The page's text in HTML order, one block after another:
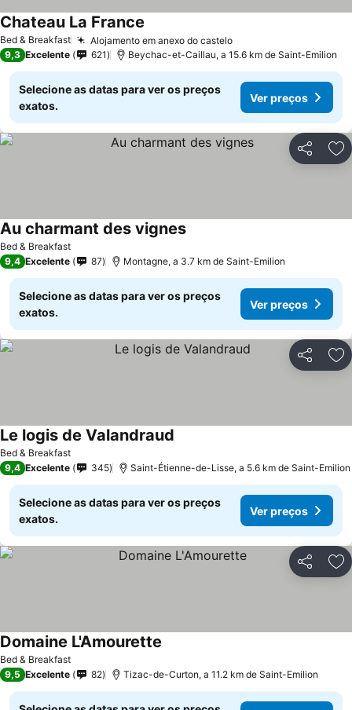
Bed & Breakfast Alojamento em anexo do casteloVer preços
Chateau La France
9,3 Excelente 621 Beychac-et-Caillau, a 15.6 km de Saint-Emilion
Selecione as datas para ver os preços
exatos.
Ver preços
Partilhar
Bed & Breakfast
Au charmant des vignesVer preços
9,4 Excelente 87 Montagne, a 3.7 km de Saint-Emilion
Selecione as datas para ver os preços
exatos.
Ver preços
Partilhar
Bed & Breakfast
Le logis de Valandraud
9,4 Excelente 345 Saint-Étienne-de-Lisse, a 5.6 km de Saint-Emilion
Selecione as datas para ver os preços
exatos.
Ver preços
Partilhar
Bed & Breakfast
Domaine L'Amourette
9,5 Excelente 82 Tizac-de-Curton, a 11.2 km de Saint-Emilion